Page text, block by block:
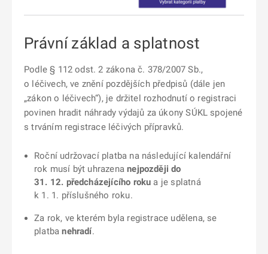
Právní základ a splatnost
Podle § 112 odst. 2 zákona č. 378/2007 Sb.,
o léčivech, ve znění pozdějších předpisů (dále jen
„zákon o léčivech“), je držitel rozhodnutí o registraci
povinen hradit náhrady výdajů za úkony SÚKL spojené
s trváním registrace léčivých přípravků.
Roční udržovací platba na následující kalendářní
rok musí být uhrazenanejpozději do
31. 12. předcházejícího roku a je splatná
k 1. 1. příslušného roku.
Za rok, ve kterém byla registrace udělena, se
platbanehradí.